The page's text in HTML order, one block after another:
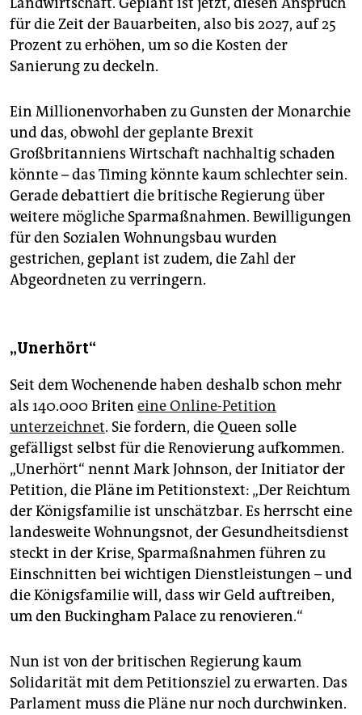
für die Zeit der Bauarbeiten, also bis 2027, auf 25
Prozent zu erhöhen, um so die Kosten der
Sanierung zu deckeln.
Ein Millionenvorhaben zu Gunsten der Monarchie
und das, obwohl der geplante Brexit
Großbritanniens Wirtschaft nachhaltig schaden
könnte – das Timing könnte kaum schlechter sein.
Gerade debattiert die britische Regierung über
weitere mögliche Sparmaßnahmen. Bewilligungen
für den Sozialen Wohnungsbau wurden
gestrichen, geplant ist zudem, die Zahl der
Abgeordneten zu verringern.
„Unerhört“
Seit dem Wochenende haben deshalb schon mehr
als 140.000 Briten eine Online-Petition
unterzeichnet. Sie fordern, die Queen solle
gefälligst selbst für die Renovierung aufkommen.
„Unerhört“ nennt Mark Johnson, der Initiator der
Petition, die Pläne im Petitionstext: „Der Reichtum
der Königsfamilie ist unschätzbar. Es herrscht eine
landesweite Wohnungsnot, der Gesundheitsdienst
steckt in der Krise, Sparmaßnahmen führen zu
Einschnitten bei wichtigen Dienstleistungen – und
die Königsfamilie will, dass wir Geld auftreiben,
um den Buckingham Palace zu renovieren.“
Nun ist von der britischen Regierung kaum
Solidarität mit dem Petitionsziel zu erwarten. Das
Parlament muss die Pläne nur noch durchwinken.